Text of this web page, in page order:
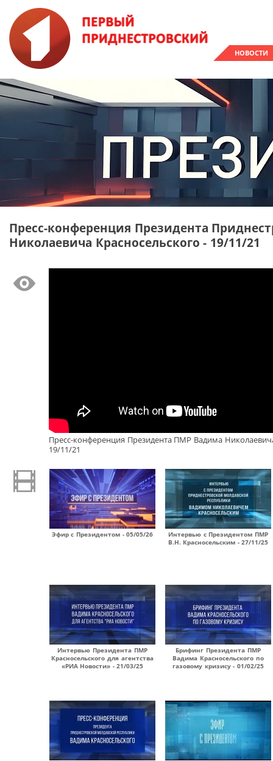
НОВОСТИ
Пресс-конференция Президента
Николаевича Красносельского - 19/11/21
Пресс-конференция Президента ПМР Вадима
19/11/21
Эфир с Президентом - 05/05/26
Интервью с Президентом ПМР
В.Н. Красносельским - 27/11/25
Интервью Президента ПМР
Красносельского для агентства
«РИА Новости» - 21/03/25
Брифинг Президента ПМР
Вадима Красносельского по
газовому кризису - 01/02/25